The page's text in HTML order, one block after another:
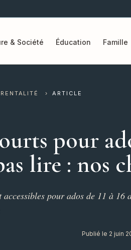
& Société Éducation Famille
› ARTICLE
pour
lire : nos
pour ados de 11 à 16
Publié le 2 juin